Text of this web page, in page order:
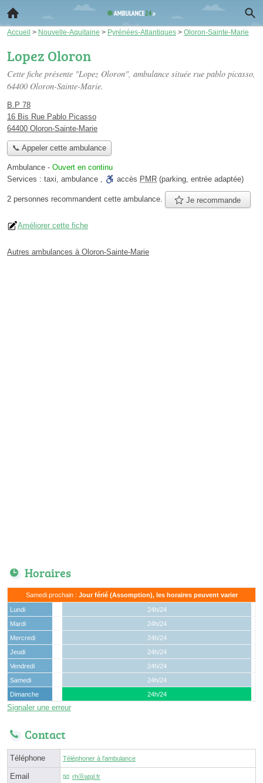
Accueil > Nouvelle-Aquitaine > Pyrénées-Atlantiques > Oloron-Sainte-Marie
Lopez Oloron
Cette fiche présente "Lopez Oloron", ambulance située rue pablo picasso,
64400 Oloron-Sainte-Marie.
B.P 78
16 Bis Rue Pablo Picasso
64400 Oloron-Sainte-Marie
📞 Appeler cette ambulance
Ambulance - Ouvert en continu
Services : taxi, ambulance , accès PMR (parking, entrée adaptée)
2 personnes recommandent cette ambulance. Je recommande
Améliorer cette fiche
Autres ambulances à Oloron-Sainte-Marie
Horaires
Samedi prochain : Jour férié (Assomption), les horaires peuvent varier
Lundi
24h/24
Mardi
24h/24
Mercredi
24h/24
Jeudi
24h/24
Vendredi
24h/24
Samedi
24h/24
Dimanche
24h/24
Signaler une erreur
Contact
Téléphone Téléphoner à l'ambulance
Email rhⓐatgl.fr